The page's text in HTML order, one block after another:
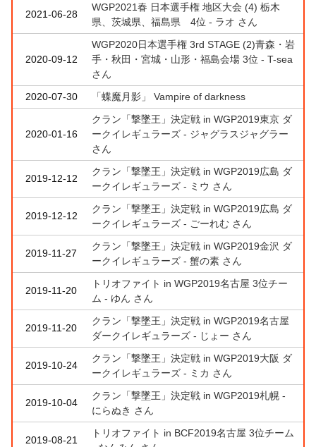
2021-06-28
WGP2021春 日本選手権 地区大会 (4) 栃木
県、茨城県、福島県 4位 - ラオ さん
2020-09-12
WGP2020日本選手権 3rd STAGE (2)青森・岩
手・秋田・宮城・山形・福島会場 3位 - T-sea
さん
2020-07-30
「蝶魔月影」 Vampire of darkness
2020-01-16
クラン「撃墜王」決定戦 in WGP2019東京 ダ
ークイレギュラーズ - ジャグラスジャグラー
さん
2019-12-12
クラン「撃墜王」決定戦 in WGP2019広島 ダ
ークイレギュラーズ - ミウ さん
2019-12-12
クラン「撃墜王」決定戦 in WGP2019広島 ダ
ークイレギュラーズ - ごーれむ さん
2019-11-27
クラン「撃墜王」決定戦 in WGP2019金沢 ダ
ークイレギュラーズ - 蟹の素 さん
2019-11-20
トリオファイト in WGP2019名古屋 3位チー
ム - ゆん さん
2019-11-20
クラン「撃墜王」決定戦 in WGP2019名古屋
ダークイレギュラーズ - じょー さん
2019-10-24
クラン「撃墜王」決定戦 in WGP2019大阪 ダ
ークイレギュラーズ - ミカ さん
2019-10-04
クラン「撃墜王」決定戦 in WGP2019札幌 -
にらぬき さん
2019-08-21
トリオファイト in BCF2019名古屋 3位チーム